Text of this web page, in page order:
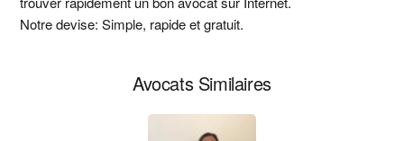
principale
Notre devise: Simple, rapide et gratuit.
Avocats Similaires